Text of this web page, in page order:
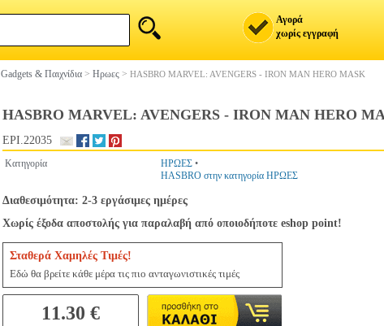
Αγορά
χωρίς εγγραφή
Gadgets & Παιχνίδια > Ηρωες > HASBRO MARVEL: AVENGERS - IRON MAN HERO MASK
HASBRO MARVEL: AVENGERS - IRON MAN HERO
EPI.22035
Κατηγορία ΗΡΩΕΣ •
HASBRO στην κατηγορία ΗΡΩΕΣ
Διαθεσιμότητα: 2-3 εργάσιμες ημέρες
Χωρίς έξοδα αποστολής για παραλαβή από οποιοδήποτε eshop point!
Σταθερά Χαμηλές Τιμές!
Εδώ θα βρείτε κάθε μέρα τις πιο ανταγωνιστικές τιμές
11.30 €